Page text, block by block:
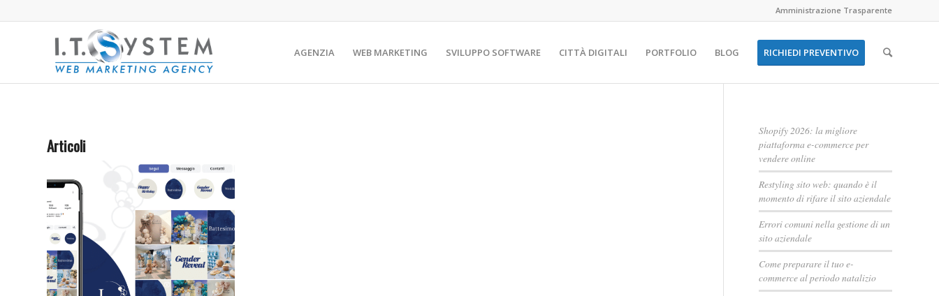
Amministrazione Trasparente
AGENZIA WEB MARKETING SVILUPPO SOFTWARE CITTÀ DIGITALI PORTFOLIO BLOG RICHIEDI PREVENTIVO
Articoli
Shopify 2026: la migliore
piattaforma e-commerce per
vendere online
Restyling sito web: quando è il
momento di rifare il sito aziendale
Errori comuni nella gestione di un
sito aziendale
Come preparare il tuo e-
commerce al periodo natalizio